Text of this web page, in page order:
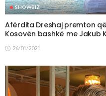
SHOWBIZ
Afërdita Dreshaj premton
Kosovën bashkë me Jakub
26/01/2021